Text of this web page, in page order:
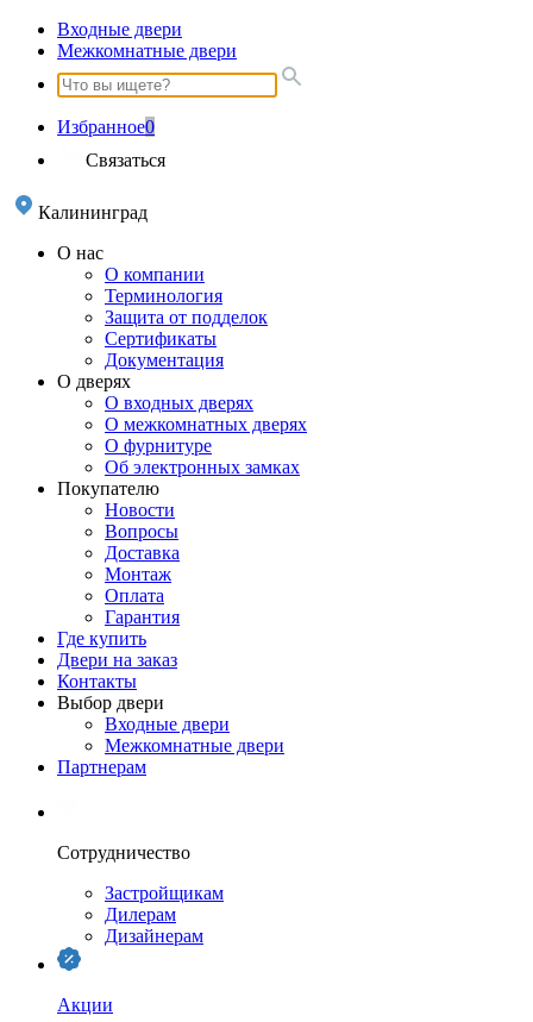
Входные двери
Межкомнатные двери
Избранное0
Связаться
Калининград
О нас
О компании
Терминология
Защита от подделок
Сертификаты
Документация
О дверях
О входных дверях
О межкомнатных дверях
О фурнитуре
Об электронных замках
Покупателю
Новости
Вопросы
Доставка
Монтаж
Оплата
Гарантия
Где купить
Двери на заказ
Контакты
Выбор двери
Входные двери
Межкомнатные двери
Партнерам
Сотрудничество
Застройщикам
Дилерам
Дизайнерам
Акции